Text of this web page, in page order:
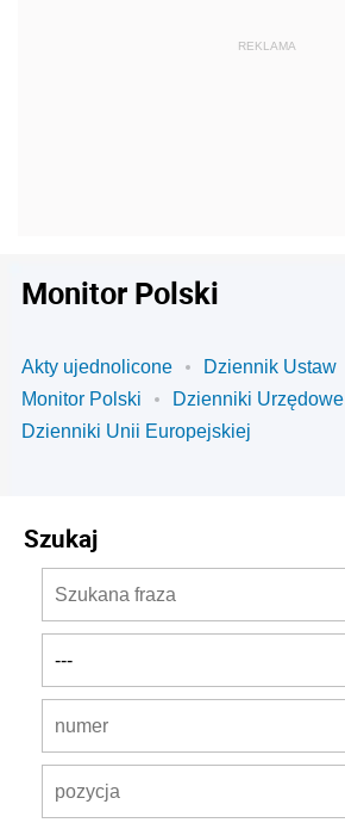
Monitor Polski
Akty ujednolicone
Dziennik Ustaw
Monitor Polski
Dzienniki Urzędowe
Dzienniki Unii Europejskiej
Szukaj